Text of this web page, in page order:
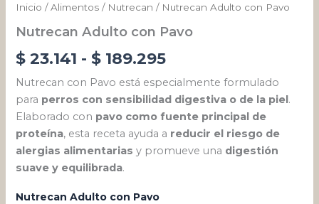
Inicio /Alimentos / Nutrecan / Nutrecan Adulto con Pavo
Nutrecan Adulto con Pavo
$ 23.141 - $ 189.295
Nutrecan con Pavo está especialmente formulado
para perros con sensibilidad digestiva o de la piel .
Elaborado con pavo como fuente principal de
proteína, esta receta ayuda a reducir el riesgo de
alergias alimentarias y promueve una digestión
suave y equilibrada.
Nutrecan Adulto con Pavo